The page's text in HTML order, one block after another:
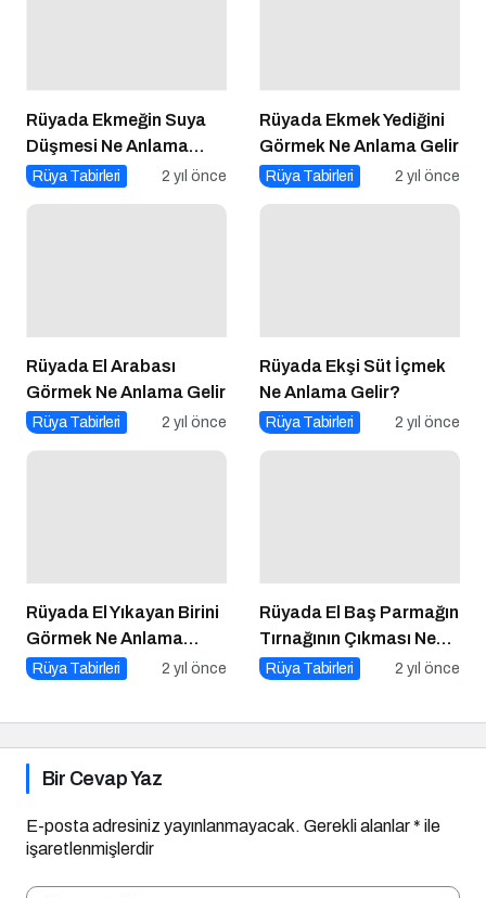
Rüyada Ekmeğin Suya
Düşmesi Ne Anlama
Gelir?
Rüya Tabirleri 2 yıl önce
Rüyada Ekmek Yediğini
Görmek Ne Anlama Gelir
Rüya Tabirleri 2 yıl önce
Rüyada El Arabası
Görmek Ne Anlama Gelir
Rüya Tabirleri 2 yıl önce
Rüyada Ekşi Süt İçmek
Ne Anlama Gelir?
Rüya Tabirleri 2 yıl önce
Rüyada El Yıkayan Birini
Görmek Ne Anlama
Gelir?
Rüya Tabirleri 2 yıl önce
Rüyada El Baş Parmağın
Tırnağının Çıkması Ne
Anlama Gelir
Rüya Tabirleri 2 yıl önce
Bir Cevap Yaz
E-posta adresiniz yayınlanmayacak. Gerekli alanlar* ile
işaretlenmişlerdir